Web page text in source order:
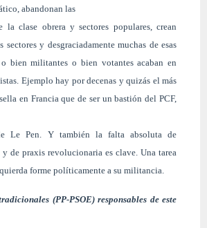
abandonan las
la clase obrera y sectores populares, crean
sectores y desgraciadamente muchas de esas
o bien militantes o bien votantes acaban en
Ejemplo hay por decenas y quizás el más
en Francia que de ser un bastión del PCF,
Le Pen. Y también la falta absoluta de
de praxis revolucionaria es clave. Una tarea
forme políticamente a su militancia.
(PP-PSOE) responsables de este